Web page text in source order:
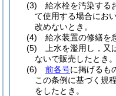
(3)
給水栓を汚染する
て使用する場合にお
改めないとき。
(4)
給水装置の修繕を
(5)
上水を濫用し，
ないで販売したとき。
(6)
前各号に掲げるも
この条例に基づく規
をしたとき。